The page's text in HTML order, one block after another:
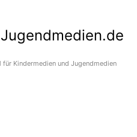
Kindermedien und Jugendmedien